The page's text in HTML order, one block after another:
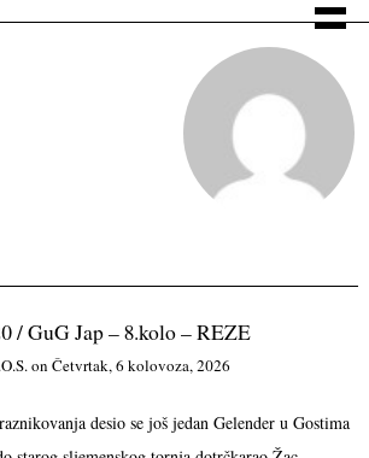
/ GuG Jap – 8.kolo – REZE
on Četvrtak, 6 kolovoza, 2026
desio se još jedan Gelender u Gostima